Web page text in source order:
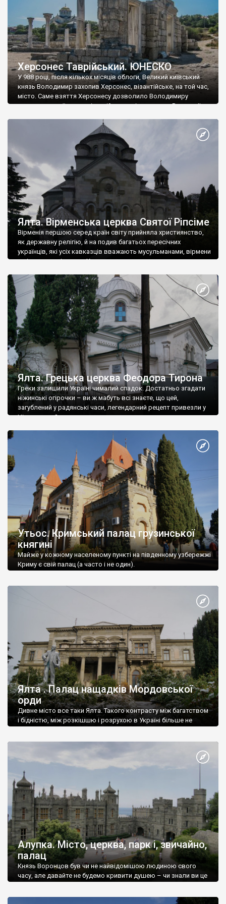
Херсонес Таврійський. ЮНЕСКО
У 988 році, після кількох місяців облоги, Великий київський
князь Володимир захопив Херсонес, візантійське, на той час,
місто. Саме взяття Херсонесу дозволило Володимиру
диктувати свої умови візантійському імператору Василю ІІ, та
Херсонесі Володимир-язичник, став Василем-християнином.
А потім було Хрещення Русі. На честь Херсонесу Таврійського
Ялта. Вірменська церква Святої Ріпсіме
Вірменія першою серед країн світу прийняла християнство,
як державну релігію, й на подив багатьох пересічних
українців, які усіх кавказців вважають мусульманами, вірмени
є відданими вірянами Христа
Ялта. Грецька церква Феодора Тирона
Греки залишили Україні чималий спадок. Достатньо згадати
ніжинські огірочки – ви ж мабуть всі знаєте, що цей,
загублений у радянські часи, легендарний рецепт привезли у
Ніжин греки?
Утьос. Кримський палац грузинської
княгині
Майже у кожному населеному пункті на південному узбережжі
Криму є свій палац (а часто і не один).
Ялта . Палац нащадків Мордовської
орди
Дивне місто все таки Ялта. Такого контрасту між багатством
і бідністю, між розкішшю і розрухою в Україні більше не
Алупка. Місто, церква, парк і, звичайно,
палац
Князь Воронцов був чи не найвідомішою людиною свого
часу, але давайте не будемо кривити душею – чи знали ви це